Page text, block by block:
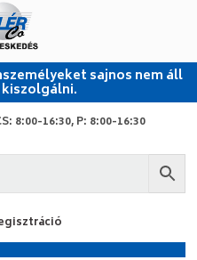
sajnos nem áll
8:00-16:30, P: 8:00-16:30